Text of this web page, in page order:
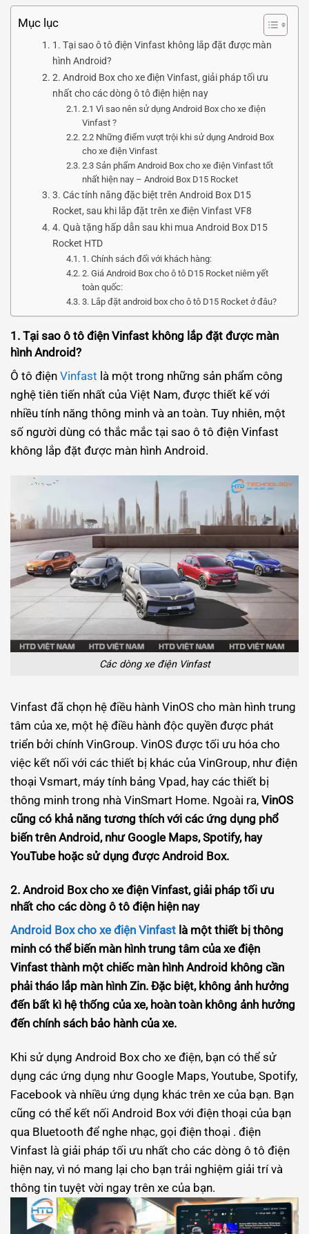
Mục lục
1. Tại sao ô tô điện Vinfast không lắp đặt được màn
hình Android?
2. Android Box cho xe điện Vinfast, giải pháp tối ưu
nhất cho các dòng ô tô điện hiện nay
2.1 Vì sao nên sử dụng Android Box cho xe điện
Vinfast ?
2.2 Những điểm vượt trội khi sử dụng Android Box
cho xe điện Vinfast
2.3 Sản phẩm Android Box cho xe điện Vinfast tốt
nhất hiện nay – Android Box D15 Rocket
3. Các tính năng đặc biệt trên Android Box D15
Rocket, sau khi lắp đặt trên xe điện Vinfast VF8
4. Quà tặng hấp dẫn sau khi mua Android Box D15
Rocket HTD
1. Chính sách đối với khách hàng:
2. Giá Android Box cho ô tô D15 Rocket niêm yết
toàn quốc:
3. Lắp đặt android box cho ô tô D15 Rocket ở đâu?
1. Tại sao ô tô điện Vinfast không lắp đặt được màn
hình Android?
Ô tô điện Vinfast là một trong những sản phẩm công
nghệ tiên tiến nhất của Việt Nam, được thiết kế với
nhiều tính năng thông minh và an toàn. Tuy nhiên, một
số người dùng có thắc mắc tại sao ô tô điện Vinfast
không lắp đặt được màn hình Android.
Các dòng xe điện Vinfast
Vinfast đã chọn hệ điều hành VinOS cho màn hình trung
tâm của xe, một hệ điều hành độc quyền được phát
triển bởi chính VinGroup. VinOS được tối ưu hóa cho
việc kết nối với các thiết bị khác của VinGroup, như điện
thoại Vsmart, máy tính bảng Vpad, hay các thiết bị
thông minh trong nhà VinSmart Home. Ngoài ra, VinOS
cũng có khả năng tương thích với các ứng dụng phổ
biến trên Android, như Google Maps, Spotify, hay
YouTube hoặc sử dụng được Android Box.
2. Android Box cho xe điện Vinfast, giải pháp tối ưu
nhất cho các dòng ô tô điện hiện nay
Android Box cho xe điện Vinfast là một thiết bị thông
minh có thể biến màn hình trung tâm của xe điện
Vinfast thành một chiếc màn hình Android không cần
phải tháo lắp màn hình Zin. Đặc biệt, không ảnh hưởng
đến bất kì hệ thống của xe, hoàn toàn không ảnh hưởng
đến chính sách bảo hành của xe.
Khi sử dụng Android Box cho xe điện, bạn có thể sử
dụng các ứng dụng như Google Maps, Youtube, Spotify,
Facebook và nhiều ứng dụng khác trên xe của bạn. Bạn
cũng có thể kết nối Android Box với điện thoại của bạn
qua Bluetooth để nghe nhạc, gọi điện thoại . điện
Vinfast là giải pháp tối ưu nhất cho các dòng ô tô điện
hiện nay, vì nó mang lại cho bạn trải nghiệm giải trí và
thông tin tuyệt vời ngay trên xe của bạn.